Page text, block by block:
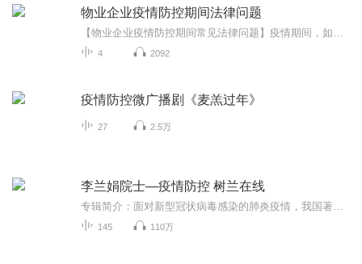
物业企业疫情防控期间法律问题
4 2092
疫情防控微广播剧《麦羔过年》
27 2.5万
李兰娟院士—疫情防控 树兰在线
145 110万